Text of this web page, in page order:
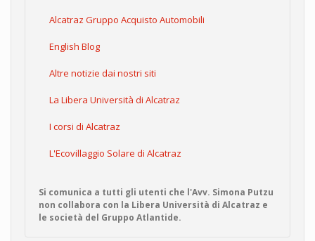
Alcatraz Gruppo Acquisto Automobili
English Blog
Altre notizie dai nostri siti
La Libera Università di Alcatraz
I corsi di Alcatraz
L'Ecovillaggio Solare di Alcatraz
Si comunica a tutti gli utenti che l'Avv. Simona Putzu
non collabora con la Libera Università di Alcatraz e
le società del Gruppo Atlantide.